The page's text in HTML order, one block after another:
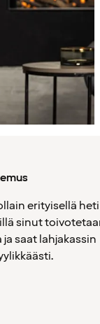
erityisellä heti
sinut
saat lahjakassin